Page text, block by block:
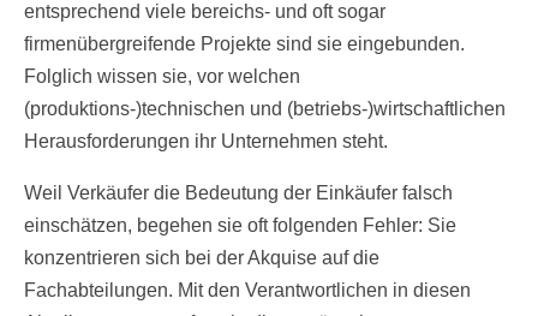
entsprechend viele bereichs- und oft sogar
firmenübergreifende Projekte sind sie eingebunden.
Folglich wissen sie, vor welchen
(produktions-)technischen und (betriebs-)wirtschaftlichen
Herausforderungen ihr Unternehmen steht.
Weil Verkäufer die Bedeutung der Einkäufer falsch
einschätzen, begehen sie oft folgenden Fehler: Sie
konzentrieren sich bei der Akquise auf die
Fachabteilungen. Mit den Verantwortlichen in diesen